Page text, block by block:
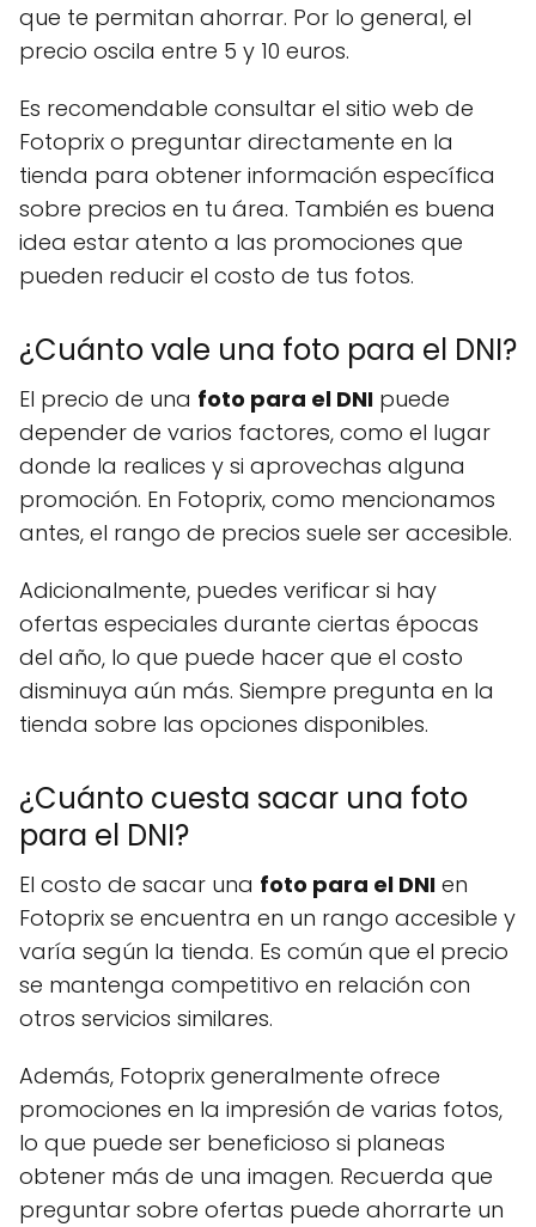
que te permitan ahorrar. Por lo general, el
precio oscila entre 5 y 10 euros.
Es recomendable consultar el sitio web de
Fotoprix o preguntar directamente en la
tienda para obtener información específica
sobre precios en tu área. También es buena
idea estar atento a las promociones que
pueden reducir el costo de tus fotos.
¿Cuánto vale una foto para el DNI?
El precio de una foto para el DNI puede
depender de varios factores, como el lugar
donde la realices y si aprovechas alguna
promoción. En Fotoprix, como mencionamos
antes, el rango de precios suele ser accesible.
Adicionalmente, puedes verificar si hay
ofertas especiales durante ciertas épocas
del año, lo que puede hacer que el costo
disminuya aún más. Siempre pregunta en la
tienda sobre las opciones disponibles.
¿Cuánto cuesta sacar una foto
para el DNI?
El costo de sacar una foto para el DNI en
Fotoprix se encuentra en un rango accesible y
varía según la tienda. Es común que el precio
se mantenga competitivo en relación con
otros servicios similares.
Además, Fotoprix generalmente ofrece
promociones en la impresión de varias fotos,
lo que puede ser beneficioso si planeas
obtener más de una imagen. Recuerda que
preguntar sobre ofertas puede ahorrarte un